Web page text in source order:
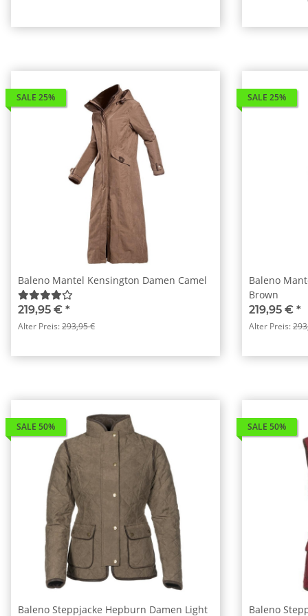
SALE 25%
Baleno Mantel Kensington Damen Camel
219,95 € *
Alter Preis:293,95 €
SALE 25%
Baleno
Brown
219,95 € *
Alter Preis:
SALE 50%
Baleno Steppjacke Hepburn Damen Light
SALE 50%
Baleno